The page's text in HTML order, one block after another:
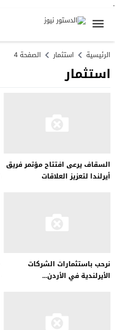
.
الرئيسية استثمار الصفحة 4
استثمار
السقاف يرعى افتتاح مؤتمر فريق
أيرلندا لتعزيز العلاقات
نرحب باستثمارات الشركات
الأيرلندية في الأردن…